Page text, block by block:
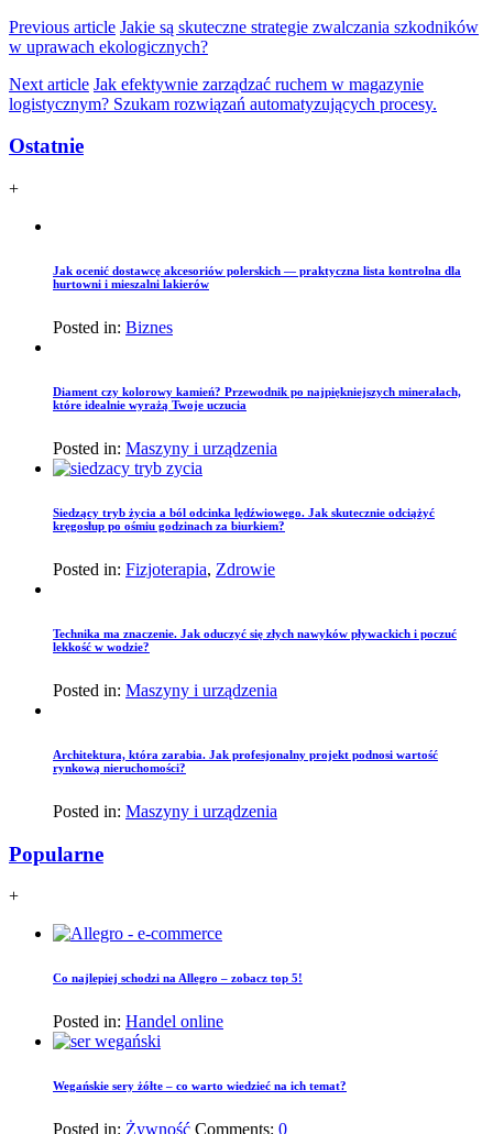
Previous article Jakie są skuteczne strategie zwalczania szkodników
w uprawach ekologicznych?
Next article Jak efektywnie zarządzać ruchem w magazynie
logistycznym? Szukam rozwiązań automatyzujących procesy.
Ostatnie
+
Jak ocenić dostawcę akcesoriów polerskich — praktyczna lista kontrolna dla
hurtowni i mieszalni lakierów
Posted in: Biznes
Diament czy kolorowy kamień? Przewodnik po najpiękniejszych minerałach,
które idealnie wyrażą Twoje uczucia
Posted in: Maszyny i urządzenia
Siedzący tryb życia a ból odcinka lędźwiowego. Jak skutecznie odciążyć
kręgosłup po ośmiu godzinach za biurkiem?
Posted in: Fizjoterapia, Zdrowie
Technika ma znaczenie. Jak oduczyć się złych nawyków pływackich i poczuć
lekkość w wodzie?
Posted in: Maszyny i urządzenia
Architektura, która zarabia. Jak profesjonalny projekt podnosi wartość
rynkową nieruchomości?
Posted in: Maszyny i urządzenia
Popularne
+
Co najlepiej schodzi na Allegro – zobacz top 5!
Posted in: Handel online
Wegańskie sery żółte – co warto wiedzieć na ich temat?
Posted in: Żywność Comments: 0